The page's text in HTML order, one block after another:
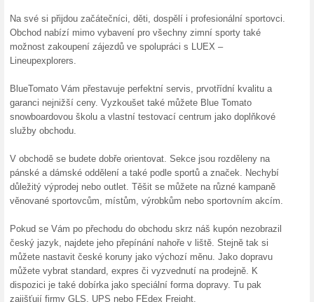
100% fungovalo Akce
Rádi byste udělali radost
nevíte, čím je obdarovat?
poukaz do Blue-Tomato.com
10 € sleva na první
100% fungovalo Akce
Chcete slevu na první nákup